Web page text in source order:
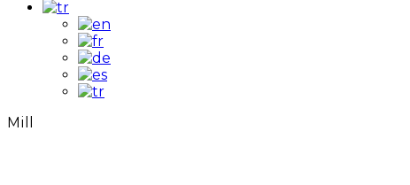
Mill